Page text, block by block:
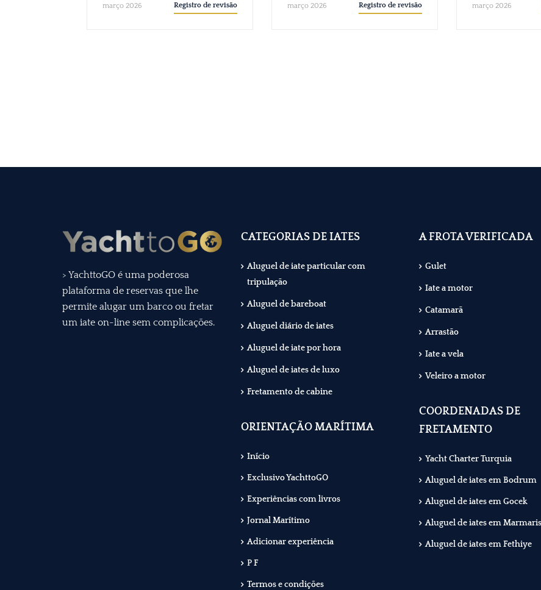
março 2026 Registro de revisão março 2026 Registro de revisão março 2026
> YachttoGO é uma poderosa
plataforma de reservas que lhe
permite alugar um barco ou fretar
um iate on-line sem complicações.
CATEGORIAS DE IATES
Aluguel de iate particular com
tripulação
Aluguel de bareboat
Aluguel diário de iates
Aluguel de iate por hora
Aluguel de iates de luxo
Fretamento de cabine
ORIENTAÇÃO MARÍTIMA
Início
Exclusivo YachttoGO
Experiências com livros
Jornal Marítimo
Adicionar experiência
P F
Termos e condições
A FROTA VERIFICADA
Gulet
Iate a motor
Catamarã
Arrastão
Iate a vela
Veleiro a motor
COORDENADAS DE
FRETAMENTO
Yacht Charter Turquia
Aluguel de iates em Bodrum
Aluguel de iates em Gocek
Aluguel de iates em Marmaris
Aluguel de iates em Fethiye